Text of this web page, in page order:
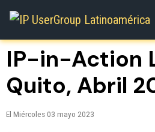
IP-in-Action
Quito, Abril
El Miércoles 03 mayo 2023